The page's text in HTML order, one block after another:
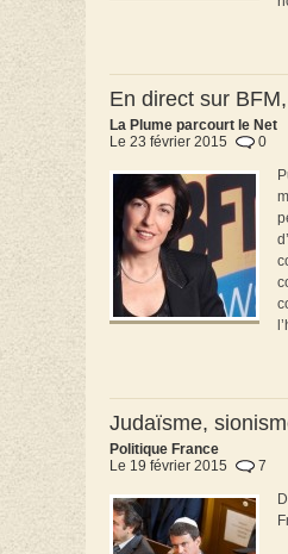
En direct sur
La Plume parcourt le Net
Le 23 février 2015
0
Judaïsme,
Politique France
Le 19 février 2015
7